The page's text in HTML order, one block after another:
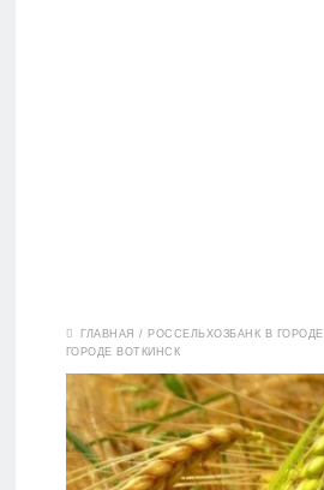
Дебетовые
карты
ГЛАВНАЯ / РОССЕЛЬХОЗБАНК В ГОРОДЕ
ГОРОДЕ ВОТКИНСК